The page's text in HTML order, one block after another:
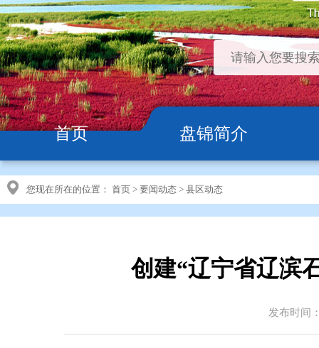
首页 盘锦简介
您现在所在的位置： 首页 > 要闻动态 > 县区动态
创建“辽宁省辽滨
发布时间